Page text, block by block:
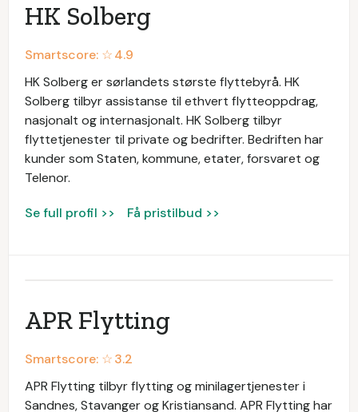
HK Solberg
Smartscore: ☆4.9
HK Solberg er sørlandets største flyttebyrå. HK
Solberg tilbyr assistanse til ethvert flytteoppdrag,
nasjonalt og internasjonalt. HK Solberg tilbyr
flyttetjenester til private og bedrifter. Bedriften har
kunder som Staten, kommune, etater, forsvaret og
Telenor.
Se full profil >> Få pristilbud >>
APR Flytting
Smartscore: ☆3.2
APR Flytting tilbyr flytting og minilagertjenester i
Sandnes, Stavanger og Kristiansand. APR Flytting har